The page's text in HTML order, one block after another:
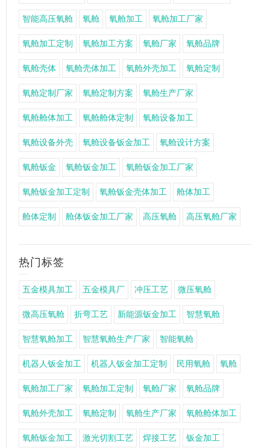
智能高压氧舱 氧舱 氧舱加工 氧舱加工厂家
氧舱加工定制 氧舱加工方案 氧舱厂家 氧舱品牌
氧舱壳体 氧舱壳体加工 氧舱外壳加工 氧舱定制
氧舱定制厂家 氧舱定制方案 氧舱生产厂家
氧舱舱体加工 氧舱舱体定制 氧舱设备加工
氧舱设备外壳 氧舱设备钣金加工 氧舱设计方案
氧舱钣金 氧舱钣金加工 氧舱钣金加工厂家
氧舱钣金加工定制 氧舱钣金壳体加工 舱体加工
舱体定制 舱体钣金加工厂家 高压氧舱 高压氧舱厂家
热门标签
五金模具加工 五金模具厂 冲压工艺 微压氧舱
微高压氧舱 折弯工艺 新能源钣金加工 智慧氧舱
智慧氧舱加工 智慧氧舱生产厂家 智能氧舱
机器人钣金加工 机器人钣金加工定制 民用氧舱 氧舱
氧舱加工厂家 氧舱加工定制 氧舱厂家 氧舱品牌
氧舱外壳加工 氧舱定制 氧舱生产厂家 氧舱舱体加工
氧舱钣金加工 激光切割工艺 焊接工艺 钣金加工